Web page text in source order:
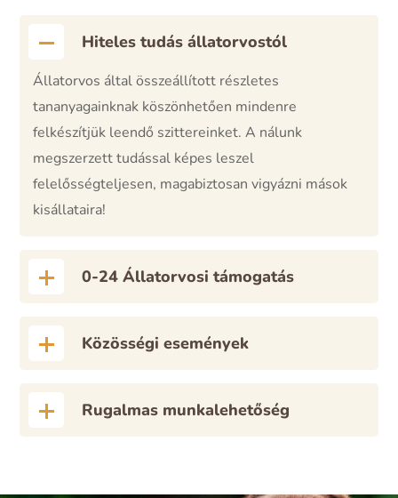
Hiteles tudás állatorvostól
Állatorvos által összeállított részletes
tananyagainknak köszönhetően mindenre
felkészítjük leendő szittereinket. A nálunk
megszerzett tudással képes leszel
felelősségteljesen, magabiztosan vigyázni mások
kisállataira!
0-24 Állatorvosi támogatás
Közösségi események
Rugalmas munkalehetőség